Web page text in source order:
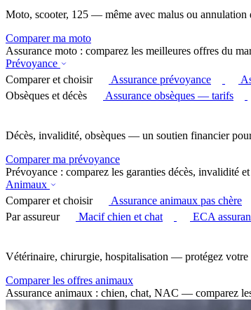
Moto, scooter, 125 — même avec malus ou annulation
Comparer ma moto
Assurance moto : comparez les meilleures offres du
Prévoyance
Comparer et choisir
Assurance prévoyance
Obsèques et décès
Assurance obsèques — tarifs
Décès, invalidité, obsèques — un soutien financier
Comparer ma prévoyance
Prévoyance : comparez les garanties décès, invalidité
Animaux
Comparer et choisir
Assurance animaux pas chère
Par assureur
Macif chien et chat ECA
Vétérinaire, chirurgie, hospitalisation — protégez votre
Comparer les offres animaux
Assurance animaux : chien, chat, NAC — comparez